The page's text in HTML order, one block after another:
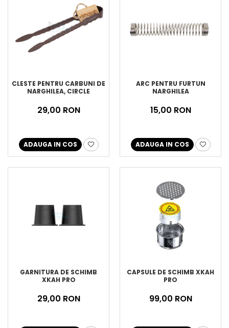
CLESTE PENTRU CARBUNI DE
NARGHILEA, CIRCLE
29,00 RON
ADAUGA IN COS
ARC PENTRU FURTUN
NARGHILEA
15,00 RON
ADAUGA IN COS
GARNITURA DE SCHIMB
XKAH PRO
29,00 RON
CAPSULE DE SCHIMB XKAH
PRO
99,00 RON